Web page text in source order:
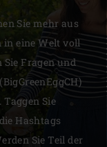
Sie mehr aus
in eine Welt voll
Fragen und
Sie
Hashtags
Sie Teil der